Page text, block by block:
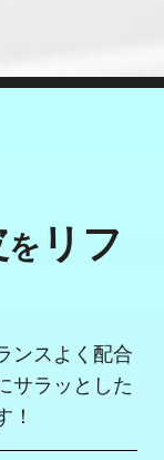
を リフ
ンスよく配合
サラッとした
！